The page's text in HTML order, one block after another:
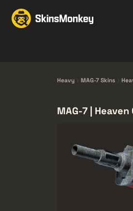
Heavy MAG-7 Skins
MAG-7 |